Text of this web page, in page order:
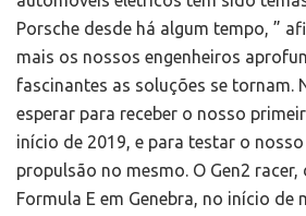
Porsche desde há algum tempo, ”
mais os nossos engenheiros
fascinantes as soluções se tornam.
esperar para receber o nosso
início de 2019, e para testar o
propulsão no mesmo. O Gen2 racer,
Formula E em Genebra, no início de